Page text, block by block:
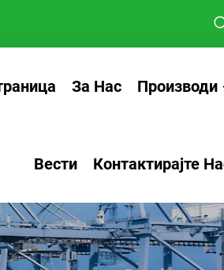
За Нас Производи
Вести Контактирајте